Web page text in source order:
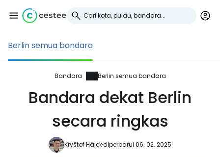
Berlin semua bandara
Bandara Berlin semua bandara
Bandara dekat Berlin
secara ringkas
Kryštof Hájekdiperbarui 06. 02. 2025
Masuk ke Cestee
... komunitas perjalanan di seluruh dunia
Lanjutkan dengan Facebook